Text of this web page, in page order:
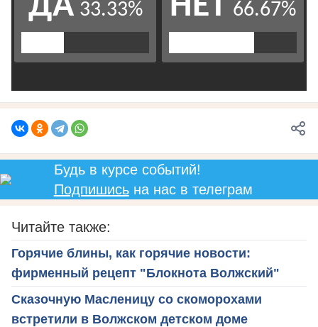
Будь в курсе событий!
Подпишисьна нас в телеграм
Читайте также:
Горячие блины, как горячие новости:
фирменный рецепт "Блокнота Волжский"
Сказочную Масленицу со скоморохами
встретили в Волжском детском доме